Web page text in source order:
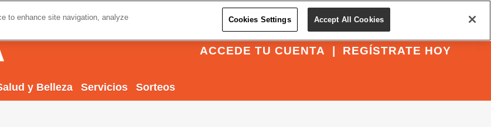
REGÍSTRATE HOY
ACCEDE TU CUENTA
y Belleza Servicios Sorteos
to enhance site navigation, analyze
Cookies Settings Accept All Cookies